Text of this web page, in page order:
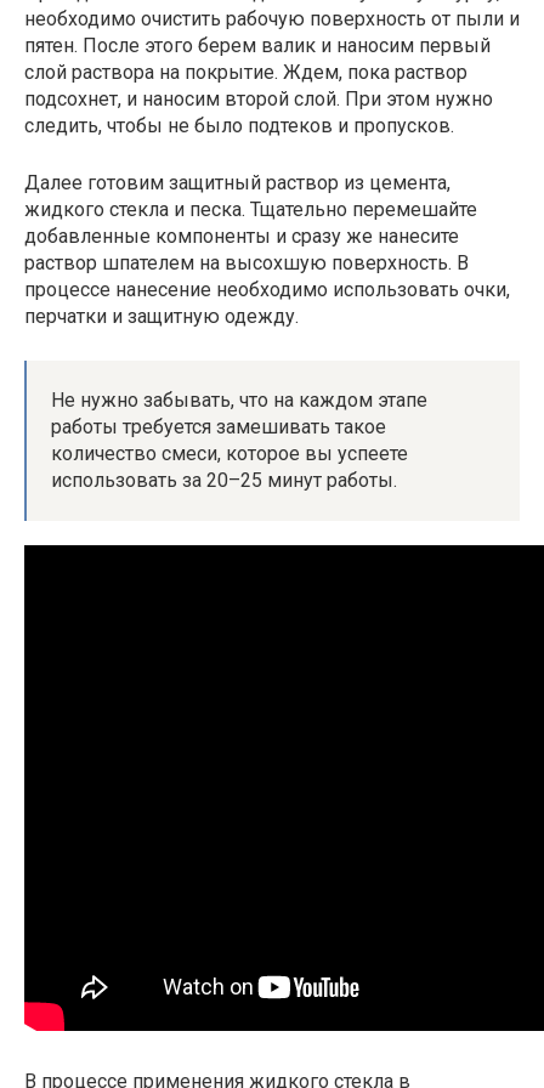
необходимо очистить рабочую поверхность от пыли и
пятен. После этого берем валик и наносим первый
слой раствора на покрытие. Ждем, пока раствор
подсохнет, и наносим второй слой. При этом нужно
следить, чтобы не было подтеков и пропусков.
Далее готовим защитный раствор из цемента,
жидкого стекла и песка. Тщательно перемешайте
добавленные компоненты и сразу же нанесите
раствор шпателем на высохшую поверхность. В
процессе нанесение необходимо использовать очки,
перчатки и защитную одежду.
Не нужно забывать, что на каждом этапе
работы требуется замешивать такое
количество смеси, которое вы успеете
использовать за 20–25 минут работы.
В процессе применения жидкого стекла в